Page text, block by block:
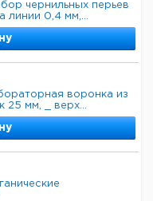
чернильных перьев
линии 0,4 мм,...
воронка из
мм, _ верх...